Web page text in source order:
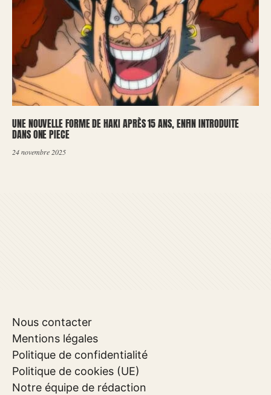
UNE NOUVELLE FORME DE HAKI APRÈS 15 ANS, ENFIN INTRODUITE
DANS ONE PIECE
24 novembre 2025
Nous contacter
Mentions légales
Politique de confidentialité
Politique de cookies (UE)
Notre équipe de rédaction